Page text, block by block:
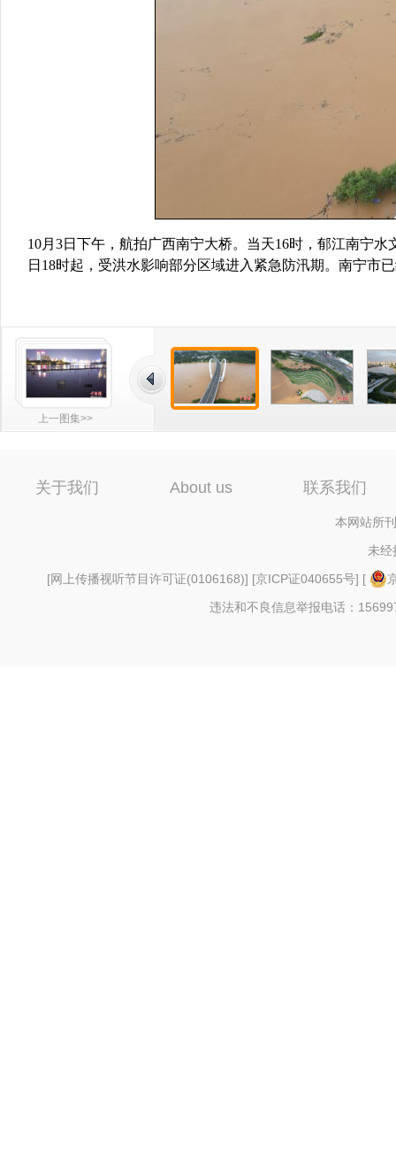
10月3日下午，航拍广西南宁大桥。当天16时，郁江南宁
日18时起，受洪水影响部分区域进入紧急防汛期。南宁市
上一图集>>
关于我们 About us 联系我们
本网站所
未经
[网上传播视听节目许可证(0106168)] [京ICP证040655号] [
违法和不良信息举报电话：